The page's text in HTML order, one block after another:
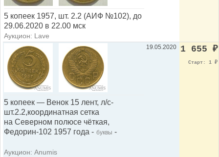
5 копеек 1957, шт. 2.2 (АИФ №102), до
29.06.2020 в 22.00 мск
Аукцион: Lave
5 копеек — Венок 15 лент, л/с-
шт.2.2,координатная сетка
на Северном полюсе чёткая,
Федорин-102 1957 года - буквы -
Аукцион: Anumis
19.05.2020 1 655 ₽
Старт: 1 ₽